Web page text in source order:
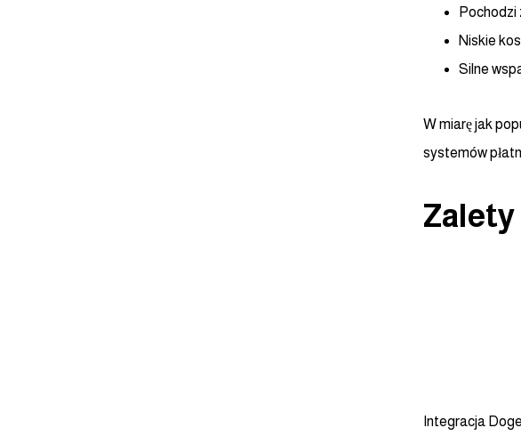
Pochodzi
Niskie
Silne
W miarę jak
systemów
Integracja